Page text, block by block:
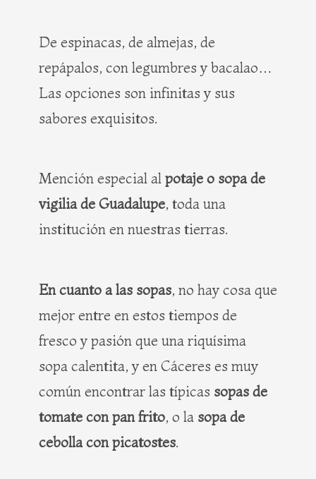
De espinacas, de almejas, de
repápalos, con legumbres y bacalao…
Las opciones son infinitas y sus
sabores exquisitos.
Mención especial al potaje o sopa de
vigilia de Guadalupe, toda una
institución en nuestras tierras.
En cuanto a las sopas, no hay cosa que
mejor entre en estos tiempos de
fresco y pasión que una riquísima
sopa calentita, y en Cáceres es muy
común encontrar las típicas sopas de
tomate con pan frito, o la sopa de
cebolla con picatostes.